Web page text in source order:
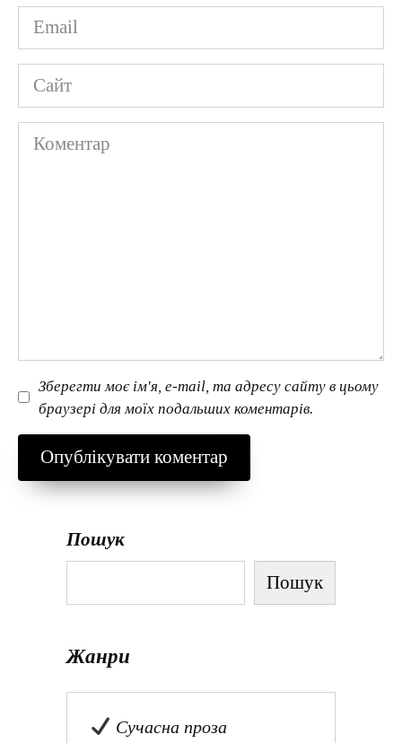
Email
*
Сайт
Коментар
Зберегти моє ім'я, e-mail, та адресу сайту в цьому
браузері для моїх подальших коментарів.
Пошук
Пошук
Жанри
Сучасна проза